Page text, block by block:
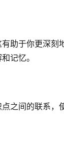
助于你更深刻
记忆。
之间的联系，